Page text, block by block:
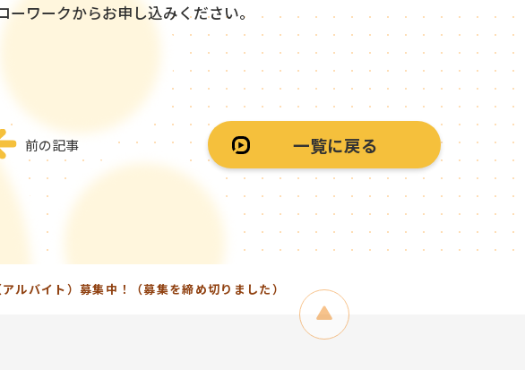
ワークからお申し込みください。
前の記事 一覧に戻る
ルバイト）募集中！（募集を締め切りました）